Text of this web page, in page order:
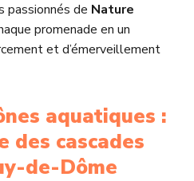
passionnés de Nature
promenade en un
et d’émerveillement
aquatiques :
des cascades
de-Dôme